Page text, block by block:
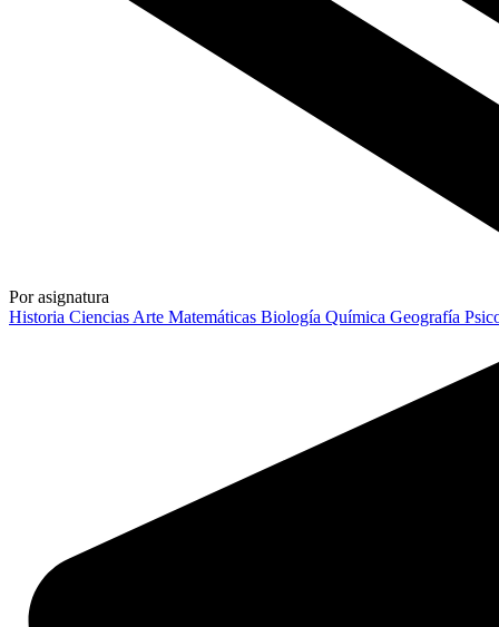
Por asignatura
Historia Ciencias Arte Matemáticas Biología Química Geografía